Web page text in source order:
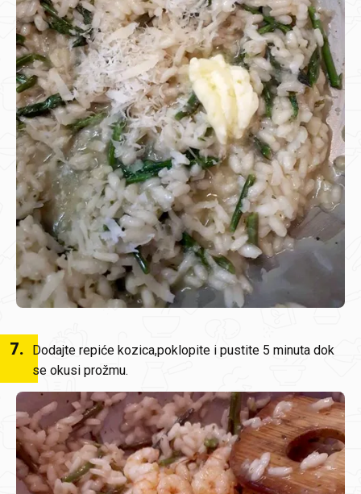
7.
Dodajte repiće kozica,poklopite i pustite 5 minuta dok
se okusi prožmu.